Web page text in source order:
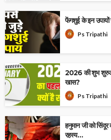
फेंगशुई के इन उपायों
Ps Tripathi
2026 की शुभ
खास?
Ps Tripathi
हनुमान जी को सिंदूर
रहस्य…